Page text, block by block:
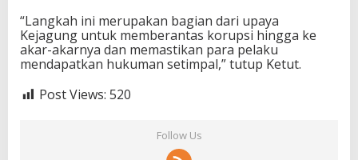
“Langkah ini merupakan bagian dari upaya
Kejagung untuk memberantas korupsi hingga ke
akar-akarnya dan memastikan para pelaku
mendapatkan hukuman setimpal,” tutup Ketut.
Post Views: 520
Follow Us